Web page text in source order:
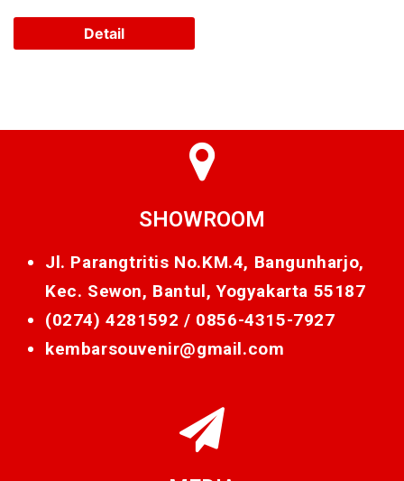
Detail
SHOWROOM
Jl. Parangtritis No.KM.4, Bangunharjo,
Kec. Sewon, Bantul, Yogyakarta 55187
(0274) 4281592 / 0856-4315-7927
kembarsouvenir@gmail.com